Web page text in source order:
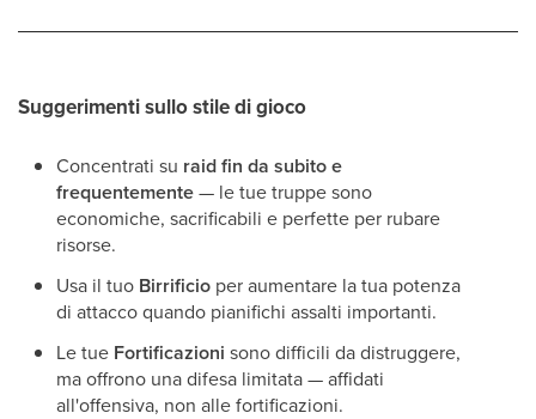
Suggerimenti sullo stile di gioco
Concentrati su raid fin da subito e
frequentemente— le tue truppe sono
economiche, sacrificabili e perfette per rubare
risorse.
Usa il tuo Birrificio per aumentare la tua potenza
di attacco quando pianifichi assalti importanti.
Le tue Fortificazioni sono difficili da distruggere,
ma offrono una difesa limitata — affidati
all'offensiva, non alle fortificazioni.